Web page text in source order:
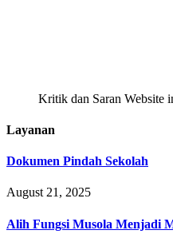
Kritik dan Saran Website
Layanan
Dokumen Pindah Sekolah
August 21, 2025
Alih Fungsi Musola Menjadi